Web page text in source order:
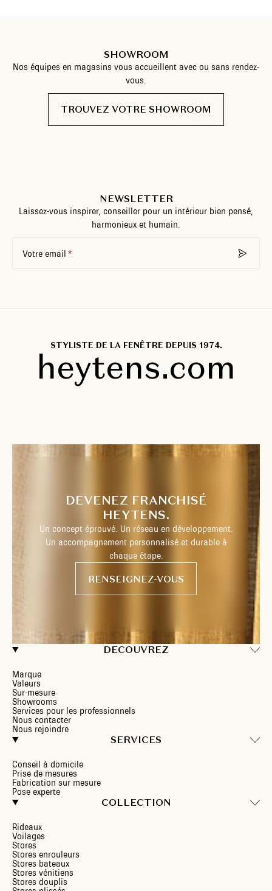
SHOWROOM
Nos équipes en magasins vous accueillent avec ou sans rendez-
vous.
TROUVEZ VOTRE SHOWROOM
NEWSLETTER
Laissez-vous inspirer, conseiller pour un intérieur bien pensé,
harmonieux et humain.
Votre email
STYLISTE DE LA FENÊTRE DEPUIS 1974.
heytens.com
DECOUVREZ
Marque
Valeurs
Sur-mesure
Showrooms
Services pour les professionnels
Nous contacter
Nous rejoindre
SERVICES
Conseil à domicile
Prise de mesures
Fabrication sur mesure
Pose experte
COLLECTION
Rideaux
Voilages
Stores
Stores enrouleurs
Stores bateaux
Stores vénitiens
Stores douplis
DEVENEZ FRANCHISÉ
HEYTENS.
Un concept éprouvé. Un réseau en développement.
Un accompagnement personnalisé et durable à
chaque étape.
RENSEIGNEZ-VOUS